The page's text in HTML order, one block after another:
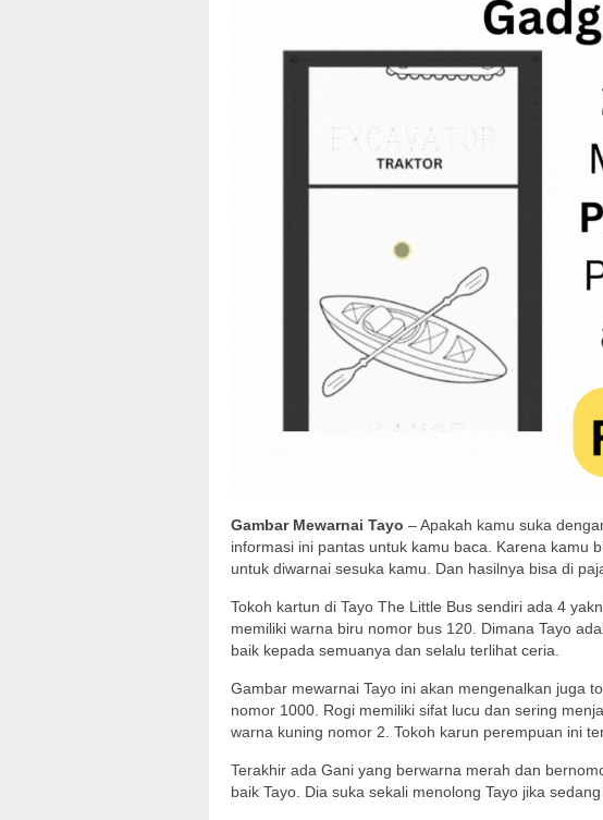
Gambar Mewarnai Tayo – Apakah kamu suka
informasi ini pantas untuk kamu baca. Karena kamu
untuk diwarnai sesuka kamu. Dan hasilnya bisa di
Tokoh kartun di Tayo The Little Bus sendiri ada 4
memiliki warna biru nomor bus 120. Dimana Tayo
baik kepada semuanya dan selalu terlihat ceria.
Gambar mewarnai Tayo ini akan mengenalkan juga
nomor 1000. Rogi memiliki sifat lucu dan sering
warna kuning nomor 2. Tokoh karun perempuan ini
Terakhir ada Gani yang berwarna merah dan
baik Tayo. Dia suka sekali menolong Tayo jika sedang